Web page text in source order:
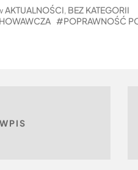
AKTUALNOŚCI, BEZ KATEGORII
POPRAWNOŚĆ